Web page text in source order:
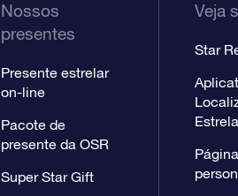
Nossos
presentes
Presente estrelar
on-line
Pacote de
presente da OSR
Super Star Gift
Veja
Star